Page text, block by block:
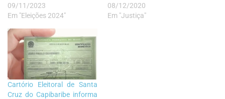
09/11/2023
Em "Eleições 2024"
08/12/2020
Em "Justiça"
Cartório Eleitoral de Santa
Cruz do Capibaribe informa